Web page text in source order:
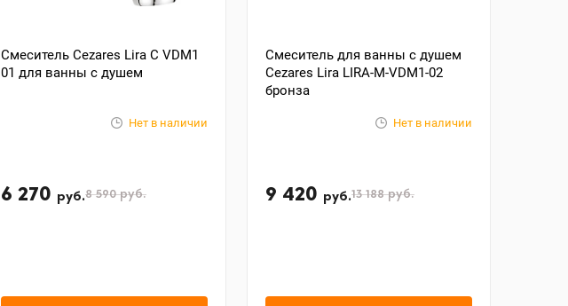
Смеситель Cezares Lira C VDM1
01 для ванны с душем
Нет в наличии
6 270 руб.8 590руб.
Смеситель для ванны с душем
Cezares Lira LIRA-M-VDM1-02
бронза
Нет в наличии
9 420 руб.13 188руб.